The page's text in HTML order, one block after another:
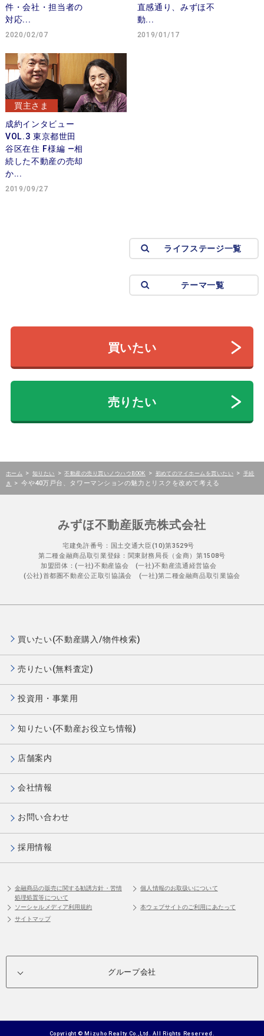
件・会社・担当者の
対応...
2020/02/07
直感通り、みずほ不
動...
2019/01/17
買主さま
成約インタビュー
VOL.3 東京都世田
谷区在住 F様編 —相
続した不動産の売却
か...
2019/09/27
ライフステージ一覧
テーマ一覧
買いたい
売りたい
ホーム > 知りたい > 不動産の売り買いノウハウBOOK > 初めてのマイホームを買いたい > 手続
き
> 今や40万戸台、タワーマンションの魅力とリスクを改めて考える
みずほ不動産販売株式会社
宅建免許番号：国土交通大臣(10)第3529号
第二種金融商品取引業登録：関東財務局長（金商）第1508号
加盟団体：(一社)不動産協会 (一社)不動産流通経営協会
(公社)首都圏不動産公正取引協議会 (一社)第二種金融商品取引業協会
買いたい(不動産購入/物件検索)
売りたい(無料査定)
投資用・事業用
知りたい(不動産お役立ち情報)
店舗案内
会社情報
お問い合わせ
採用情報
金融商品の販売に関する勧誘方針・苦情
処理処置等について
個人情報のお取扱いについて
ソーシャルメディア利用規約
本ウェブサイトのご利用にあたって
サイトマップ
グループ会社
Copyright © Mizuho Realty Co.,Ltd. All Rights Reserved.